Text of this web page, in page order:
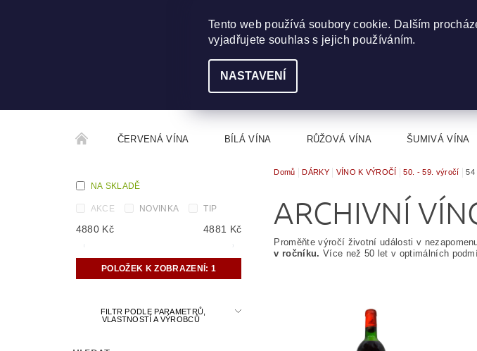
ČERVENÁ VÍNA BÍLÁ VÍNA RŮŽOVÁ VÍNA ŠUMIVÁ VÍNA
ROZCESTNÍK VÍN
NA SKLADĚ
AKCE NOVINKA TIP
4880 Kč 4881 Kč
POLOŽEK K ZOBRAZENÍ: 1
FILTR PODLE PARAMETRŮ,
VLASTNOSTÍ A VÝROBCŮ
Domů DÁRKY VÍNO K VÝROČÍ 50. - 59. výročí 54
ARCHIVNÍ
Proměňte výročí životní události v
v ročníku. Více než 50 let v optimálních
Tento web používá soubory cookie. Dalším
vyjadřujete souhlas s jejich používáním.
NASTAVENÍ